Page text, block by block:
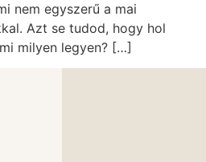
nem egyszerű a mai
Azt se tudod, hogy hol
milyen legyen? […]